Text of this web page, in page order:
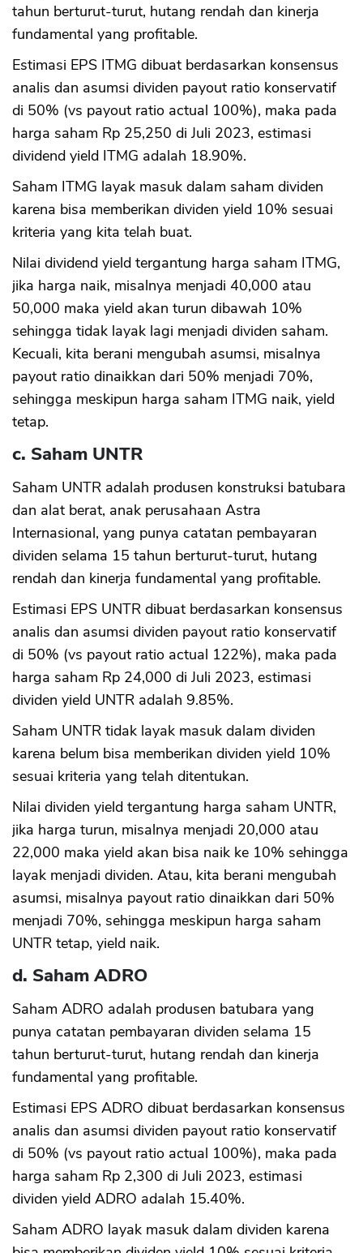
tahun berturut-turut, hutang rendah dan kinerja
fundamental yang profitable.
Estimasi EPS ITMG dibuat berdasarkan konsensus
analis dan asumsi dividen payout ratio konservatif
di 50% (vs payout ratio actual 100%), maka pada
harga saham Rp 25,250 di Juli 2023, estimasi
dividend yield ITMG adalah 18.90%.
Saham ITMG layak masuk dalam saham dividen
karena bisa memberikan dividen yield 10% sesuai
kriteria yang kita telah buat.
Nilai dividend yield tergantung harga saham ITMG,
jika harga naik, misalnya menjadi 40,000 atau
50,000 maka yield akan turun dibawah 10%
sehingga tidak layak lagi menjadi dividen saham.
Kecuali, kita berani mengubah asumsi, misalnya
payout ratio dinaikkan dari 50% menjadi 70%,
sehingga meskipun harga saham ITMG naik, yield
tetap.
c. Saham UNTR
Saham UNTR adalah produsen konstruksi batubara
dan alat berat, anak perusahaan Astra
Internasional, yang punya catatan pembayaran
dividen selama 15 tahun berturut-turut, hutang
rendah dan kinerja fundamental yang profitable.
Estimasi EPS UNTR dibuat berdasarkan konsensus
analis dan asumsi dividen payout ratio konservatif
di 50% (vs payout ratio actual 122%), maka pada
harga saham Rp 24,000 di Juli 2023, estimasi
dividen yield UNTR adalah 9.85%.
Saham UNTR tidak layak masuk dalam dividen
karena belum bisa memberikan dividen yield 10%
sesuai kriteria yang telah ditentukan.
Nilai dividen yield tergantung harga saham UNTR,
jika harga turun, misalnya menjadi 20,000 atau
22,000 maka yield akan bisa naik ke 10% sehingga
layak menjadi dividen. Atau, kita berani mengubah
asumsi, misalnya payout ratio dinaikkan dari 50%
menjadi 70%, sehingga meskipun harga saham
UNTR tetap, yield naik.
d. Saham ADRO
Saham ADRO adalah produsen batubara yang
punya catatan pembayaran dividen selama 15
tahun berturut-turut, hutang rendah dan kinerja
fundamental yang profitable.
Estimasi EPS ADRO dibuat berdasarkan konsensus
analis dan asumsi dividen payout ratio konservatif
di 50% (vs payout ratio actual 100%), maka pada
harga saham Rp 2,300 di Juli 2023, estimasi
dividen yield ADRO adalah 15.40%.
Saham ADRO layak masuk dalam dividen karena